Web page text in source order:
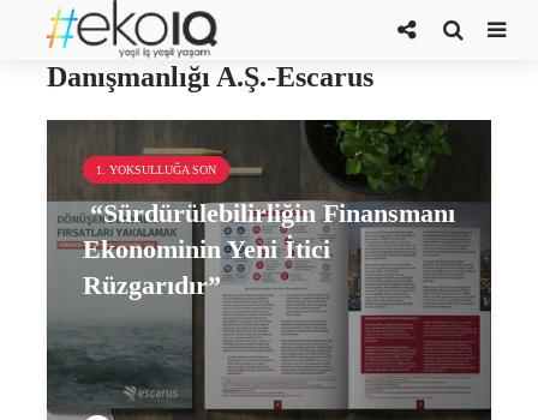
TSKB Sürdürülebilirlik
Danışmanlığı A.Ş.-Escarus
1. YOKSULLUĞA SON
“Sürdürülebilirliğin Finansmanı
Ekonominin Yeni İtici
Rüzgarıdır”